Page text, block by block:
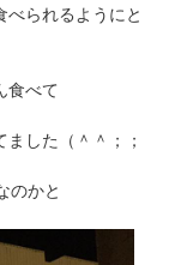
べられるようにと
食べて
した（＾＾；；
のかと